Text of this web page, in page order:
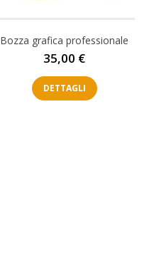
Bozza grafica professionale
Prezzo
35,00 €
DETTAGLI